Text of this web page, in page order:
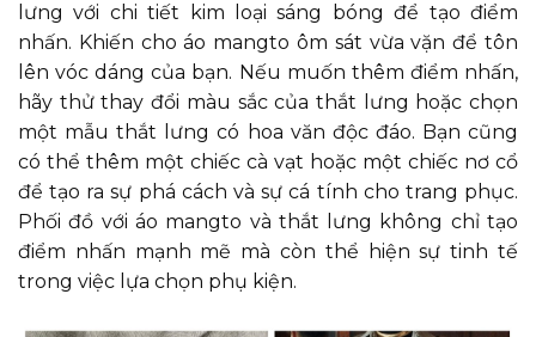
lưng với chi tiết kim loại sáng bóng để tạo điểm
nhấn. Khiến cho áo mangto ôm sát vừa vặn để tôn
lên vóc dáng của bạn. Nếu muốn thêm điểm nhấn,
hãy thử thay đổi màu sắc của thắt lưng hoặc chọn
một mẫu thắt lưng có hoa văn độc đáo. Bạn cũng
có thể thêm một chiếc cà vạt hoặc một chiếc nơ cổ
để tạo ra sự phá cách và sự cá tính cho trang phục.
Phối đồ với áo mangto và thắt lưng không chỉ tạo
điểm nhấn mạnh mẽ mà còn thể hiện sự tinh tế
trong việc lựa chọn phụ kiện.